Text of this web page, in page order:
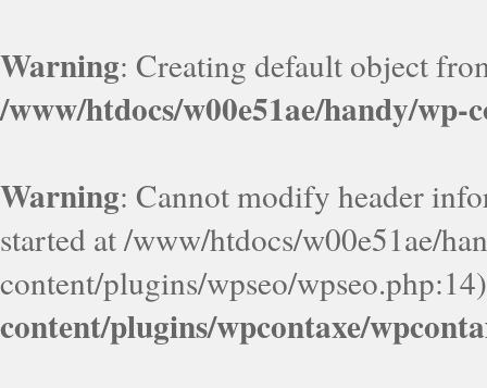
Warning: Creating default object
/www/htdocs/w00e51ae/handy/wp-
Warning: Cannot modify header
started at /www/htdocs/w00e51ae/
content/plugins/wpseo/
content/plugins/wpcontaxe/